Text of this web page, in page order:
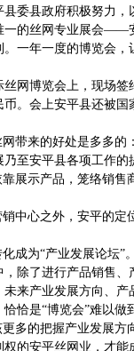
委县政府积极努力，
一的丝网专业展会——
一年一度的博览会
网博览会上，现场
。会上安平县还被
带来的好处是多多
至安平县各项工作的
展示产品，笼络销
中心之外，安平的
成为“产业发展论坛”。
除了进行产品销售
来产业发展方向、
恰是“博览会”难以做
多的把握产业发展
权的安平丝网 业，才能